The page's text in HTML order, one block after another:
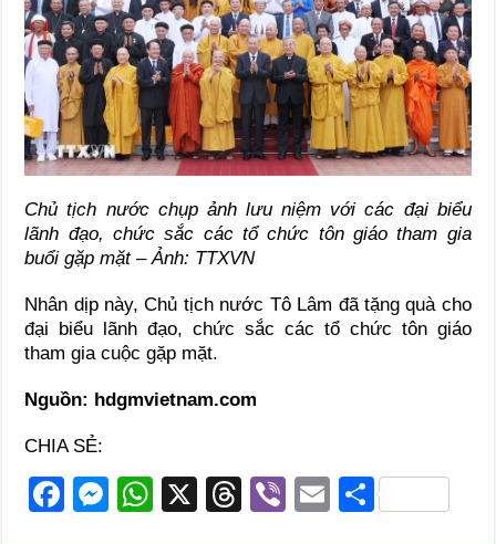
Chủ tịch nước chụp ảnh lưu niệm với các đại biểu
lãnh đạo, chức sắc các tổ chức tôn giáo tham gia
buổi gặp mặt – Ảnh: TTXVN
Nhân dịp này, Chủ tịch nước Tô Lâm đã tặng quà cho
đại biểu lãnh đạo, chức sắc các tổ chức tôn giáo
tham gia cuộc gặp mặt.
Nguồn: hdgmvietnam.com
CHIA SẺ:
F
M
W
X
T
Vi
E S